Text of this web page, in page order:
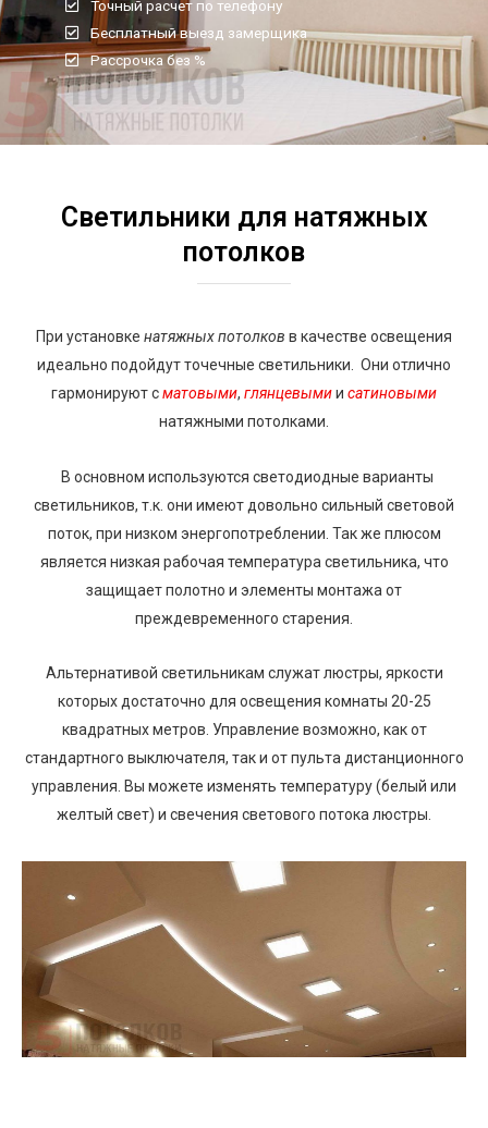
Точный расчет по телефону
Бесплатный выезд замерщика
Рассрочка без %
Светильники для натяжных
потолков
При установке натяжных потолков в качестве освещения
идеально подойдут точечные светильники. Они отлично
гармонируют сматовыми, глянцевымии сатиновыми
натяжными потолками.
В основном используются светодиодные варианты
светильников, т.к. они имеют довольно сильный световой
поток, при низком энергопотреблении. Так же плюсом
является низкая рабочая температура светильника, что
защищает полотно и элементы монтажа от
преждевременного старения.
Альтернативой светильникам служат люстры, яркости
которых достаточно для освещения комнаты 20-25
квадратных метров. Управление возможно, как от
стандартного выключателя, так и от пульта дистанционного
управления. Вы можете изменять температуру (белый или
желтый свет) и свечения светового потока люстры.